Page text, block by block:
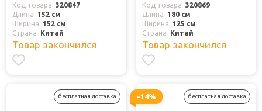
Код товара 320847
Длина
152 см
Ширина
152 см
Страна
Китай
Товар закончился
Код товара 320869
Длина
180 см
Ширина
125 см
Страна
Китай
Товар закончился
бесплатная доставка -14% бесплатная доставка